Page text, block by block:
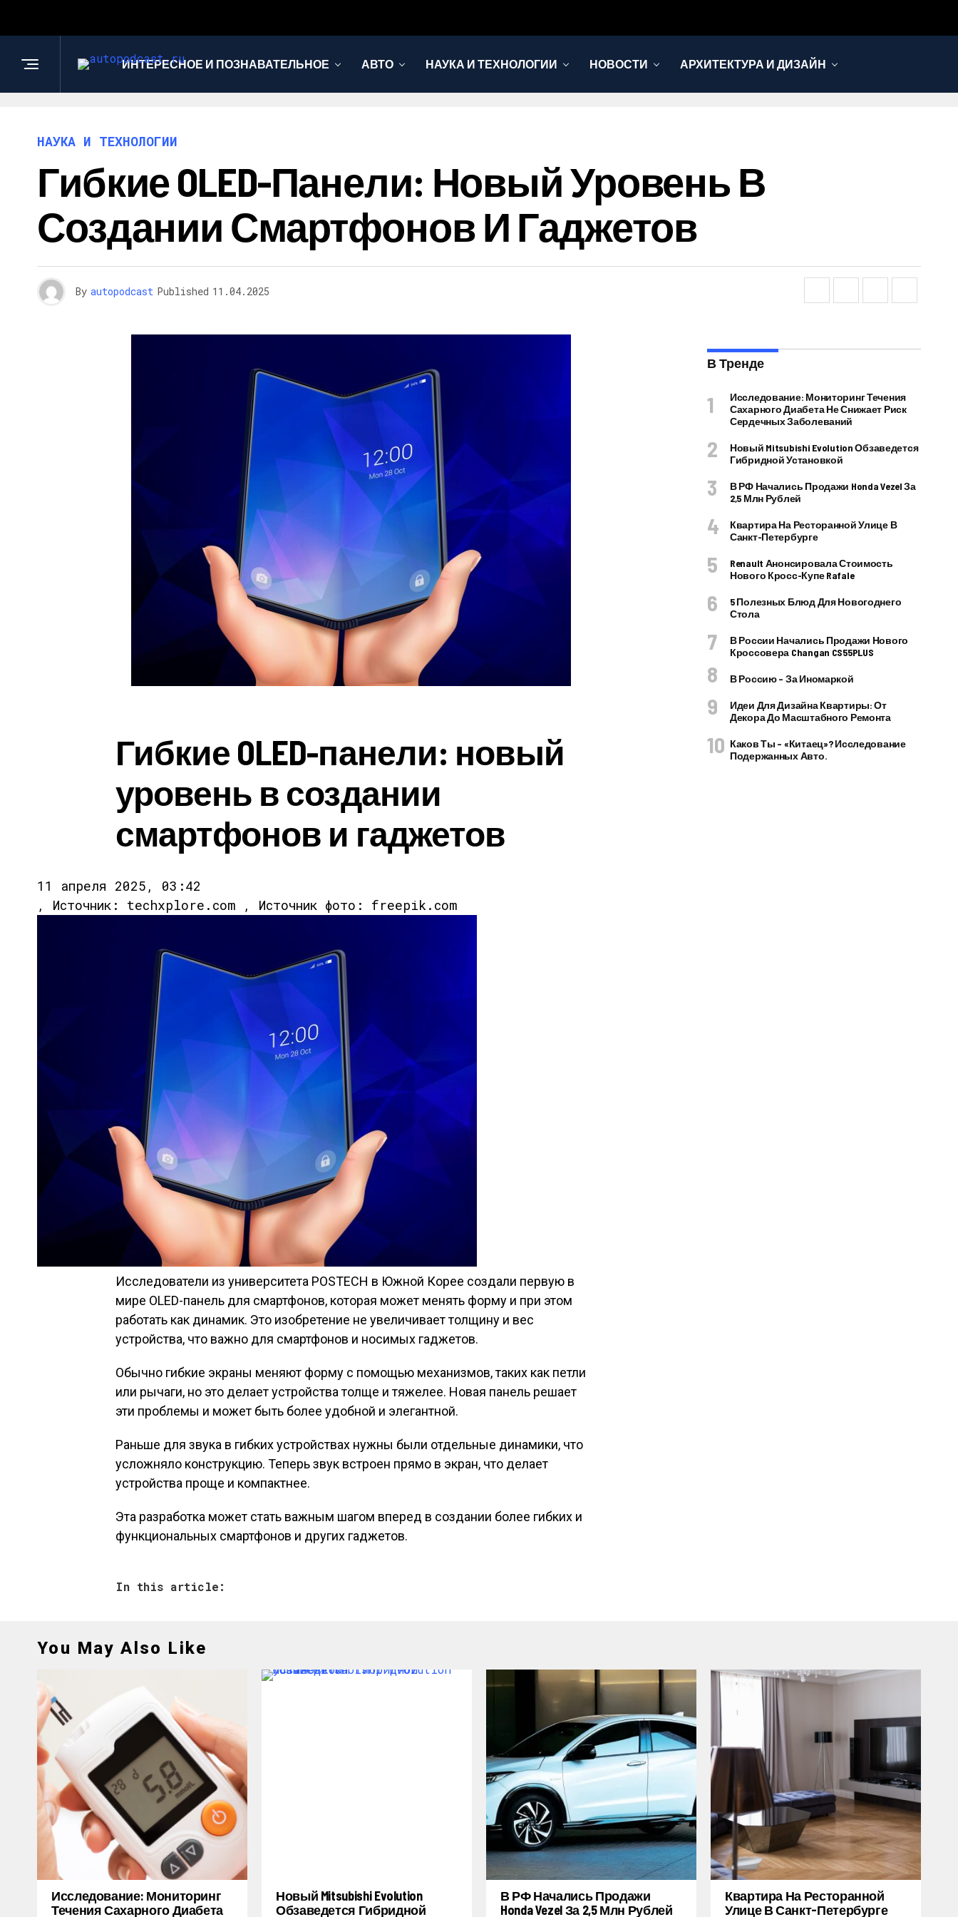
ИНТЕРЕСНОЕ И ПОЗНАВАТЕЛЬНОЕ АВТО НАУКА И ТЕХНОЛОГИИ НОВОСТИ АРХИТЕКТУРА И ДИЗАЙН
НАУКА И ТЕХНОЛОГИИ
Гибкие OLED-Панели: Новый Уровень В
Создании Смартфонов И Гаджетов
By autopodcast Published 11.04.2025
Гибкие OLED-панели: новый
уровень в создании
смартфонов и гаджетов
11 апреля 2025, 03:42
, Источник: techxplore.com , Источник фото: freepik.com
Исследователи из университета POSTECH в Южной Корее создали первую в
мире OLED-панель для смартфонов, которая может менять форму и при этом
работать как динамик. Это изобретение не увеличивает толщину и вес
устройства, что важно для смартфонов и носимых гаджетов.
Обычно гибкие экраны меняют форму с помощью механизмов, таких как петли
или рычаги, но это делает устройства толще и тяжелее. Новая панель решает
эти проблемы и может быть более удобной и элегантной.
Раньше для звука в гибких устройствах нужны были отдельные динамики, что
усложняло конструкцию. Теперь звук встроен прямо в экран, что делает
устройства проще и компактнее.
Эта разработка может стать важным шагом вперед в создании более гибких и
функциональных смартфонов и других гаджетов.
In this article:
В Тренде
Исследование: Мониторинг Течения
Сахарного Диабета Не Снижает Риск
Сердечных Заболеваний
Новый Mitsubishi Evolution Обзаведется
Гибридной Установкой
В РФ Начались Продажи Honda Vezel За
2,5 Млн Рублей
Квартира На Ресторанной Улице В
Санкт-Петербурге
Renault Анонсировала Стоимость
Нового Кросс-Купе Rafale
5 Полезных Блюд Для Новогоднего
Стола
В России Начались Продажи Нового
Кроссовера Changan CS55PLUS
В Россию – За Иномаркой
Идеи Для Дизайна Квартиры: От
Декора До Масштабного Ремонта
Каков Ты – «китаец»? Исследование
Подержанных Авто.
You May Also Like
Исследование: Мониторинг
Течения Сахарного Диабета
Новый Mitsubishi Evolution
Обзаведется Гибридной
В РФ Начались Продажи
Honda Vezel За 2,5 Млн Рублей
Квартира На Ресторанной
Улице В Санкт-Петербурге